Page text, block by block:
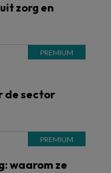
zorg en
de sector
waarom ze